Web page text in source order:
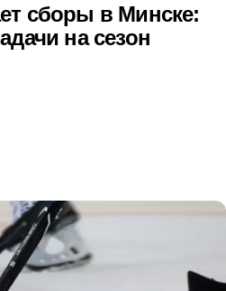
сборы в Минске:
на сезон